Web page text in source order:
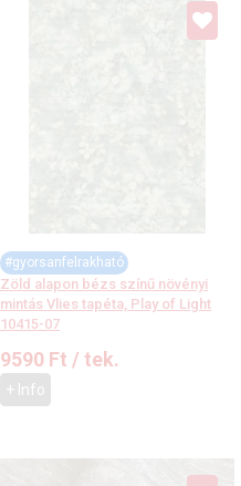
#gyorsanfelrakható
Zöld alapon bézs színű növényi
mintás Vlies tapéta, Play of Light
10415-07
9590 Ft / tek.
+ Info